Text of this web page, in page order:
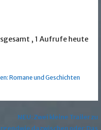
, 1 Aufrufe heute
Romane und Geschichten
NEU: Zwei kleine Trailer zu
dazwischen oder: Das